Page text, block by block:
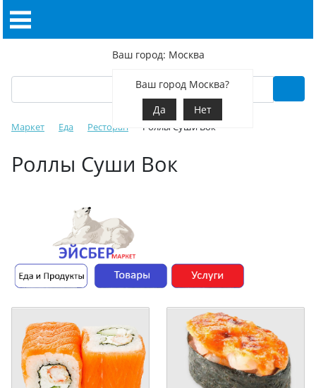
Ваш город: Москва
Ваш город Москва?
Да
Нет
Маркет Еда Ресторан Роллы Суши Вок
Роллы Суши Вок